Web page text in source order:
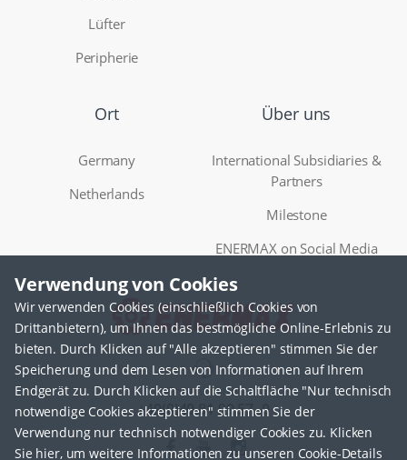
Verwendung von Cookies
Wir verwenden Cookies (einschließlich Cookies von
Drittanbietern), um Ihnen das bestmögliche Online-Erlebnis zu
bieten. Durch Klicken auf "Alle akzeptieren" stimmen Sie der
Speicherung und dem Lesen von Informationen auf Ihrem
Endgerät zu. Durch Klicken auf die Schaltfläche "Nur technisch
notwendige Cookies akzeptieren" stimmen Sie der
Verwendung nur technisch notwendiger Cookies zu. Klicken
Sie hier, um weitere Informationen zu unseren Cookie-Details
Lüfter
Peripherie
Ort
Germany
Netherlands
Über uns
International Subsidiaries &
Partners
Milestone
ENERMAX on Social Media
Firmenkontakt
+49(0)40 81 99 57 -0